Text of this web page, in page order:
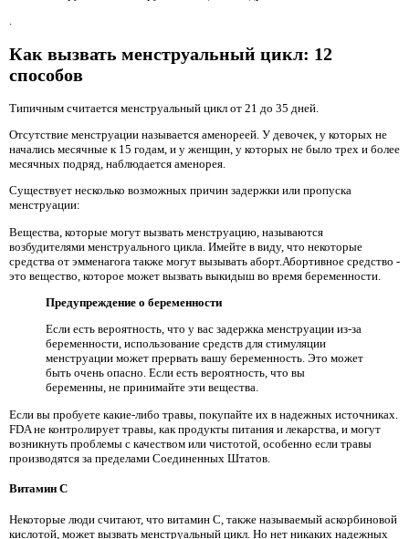
.
Как вызвать менструальный цикл: 12
способов
Типичным считается менструальный цикл от 21 до 35 дней.
Отсутствие менструации называется аменореей. У девочек, у которых не
начались месячные к 15 годам, и у женщин, у которых не было трех и более
месячных подряд, наблюдается аменорея.
Существует несколько возможных причин задержки или пропуска
менструации:
Вещества, которые могут вызвать менструацию, называются
возбудителями менструального цикла. Имейте в виду, что некоторые
средства от эмменагога также могут вызывать аборт.Абортивное средство -
это вещество, которое может вызвать выкидыш во время беременности.
Предупреждение о беременности
Если есть вероятность, что у вас задержка менструации из-за
беременности, использование средств для стимуляции
менструации может прервать вашу беременность. Это может
быть очень опасно. Если есть вероятность, что вы
беременны, не принимайте эти вещества.
Если вы пробуете какие-либо травы, покупайте их в надежных источниках.
FDA не контролирует травы, как продукты питания и лекарства, и могут
возникнуть проблемы с качеством или чистотой, особенно если травы
производятся за пределами Соединенных Штатов.
Витамин C
Некоторые люди считают, что витамин C, также называемый аскорбиновой
кислотой, может вызвать менструальный цикл. Но нет никаких надежных